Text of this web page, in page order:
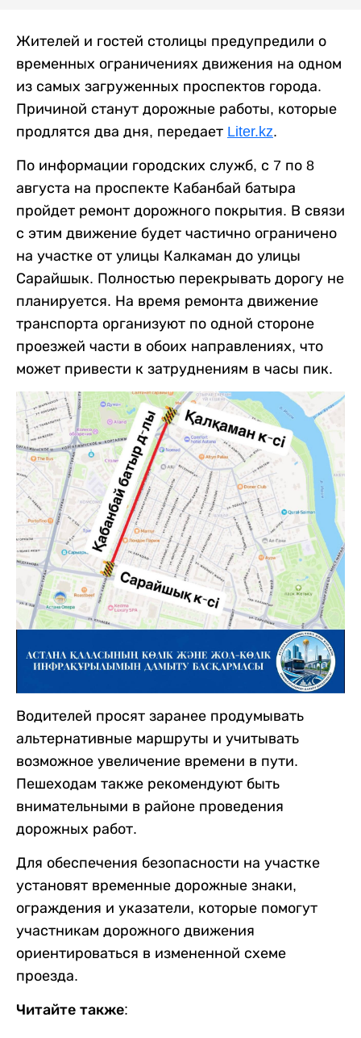
Жителей и гостей столицы предупредили о
временных ограничениях движения на одном
из самых загруженных проспектов города.
Причиной станут дорожные работы, которые
продлятся два дня, передает Liter.kz.
По информации городских служб, с 7 по 8
августа на проспекте Кабанбай батыра
пройдет ремонт дорожного покрытия. В связи
с этим движение будет частично ограничено
на участке от улицы Калкаман до улицы
Сарайшык. Полностью перекрывать дорогу не
планируется. На время ремонта движение
транспорта организуют по одной стороне
проезжей части в обоих направлениях, что
может привести к затруднениям в часы пик.
Водителей просят заранее продумывать
альтернативные маршруты и учитывать
возможное увеличение времени в пути.
Пешеходам также рекомендуют быть
внимательными в районе проведения
дорожных работ.
Для обеспечения безопасности на участке
установят временные дорожные знаки,
ограждения и указатели, которые помогут
участникам дорожного движения
ориентироваться в измененной схеме
проезда.
Читайте также: